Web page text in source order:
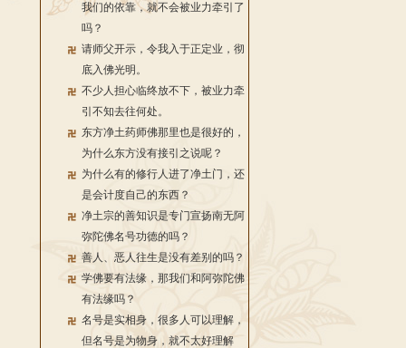
我们的依靠，就不会被业力牵引了
吗？
请师父开示，令我入于正定业，彻
底入佛光明。
不少人担心临终放不下，被业力牵
引不知去往何处。
东方净土药师佛那里也是很好的，
为什么东方没有接引之说呢？
为什么有的修行人进了净土门，还
是会计度自己的东西？
净土宗的善知识是专门宣扬南无阿
弥陀佛名号功德的吗？
善人、恶人往生是没有差别的吗？
学佛要有法缘，那我们和阿弥陀佛
有法缘吗？
名号是实相身，很多人可以理解，
但名号是为物身，就不太好理解